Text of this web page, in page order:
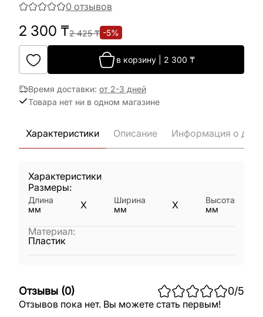
0 отзывов
2 300 ₸2 425₸ -5%
в корзину| 2 300 ₸
Время доставки: от 2-3 дней
Товара нет ни в одном магазине
Характеристики Описание Информация о
Характеристики
Размеры:
Длина
мм
X
Ширина
мм
X
Высота
мм
Материал:
Пластик
Отзывы (0) 0/5
Отзывов пока нет. Вы можете стать первым!